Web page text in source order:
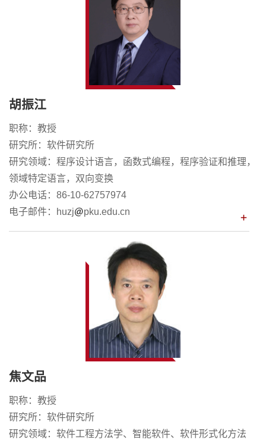
胡振江
职称：教授
研究所：软件研究所
研究领域：程序设计语言，函数式编程，程序验证和推理，
领域特定语言，双向变换
办公电话：86-10-62757974
电子邮件：huzj
pku.edu.cn
焦文品
职称：教授
研究所：软件研究所
研究领域：软件工程方法学、智能软件、软件形式化方法